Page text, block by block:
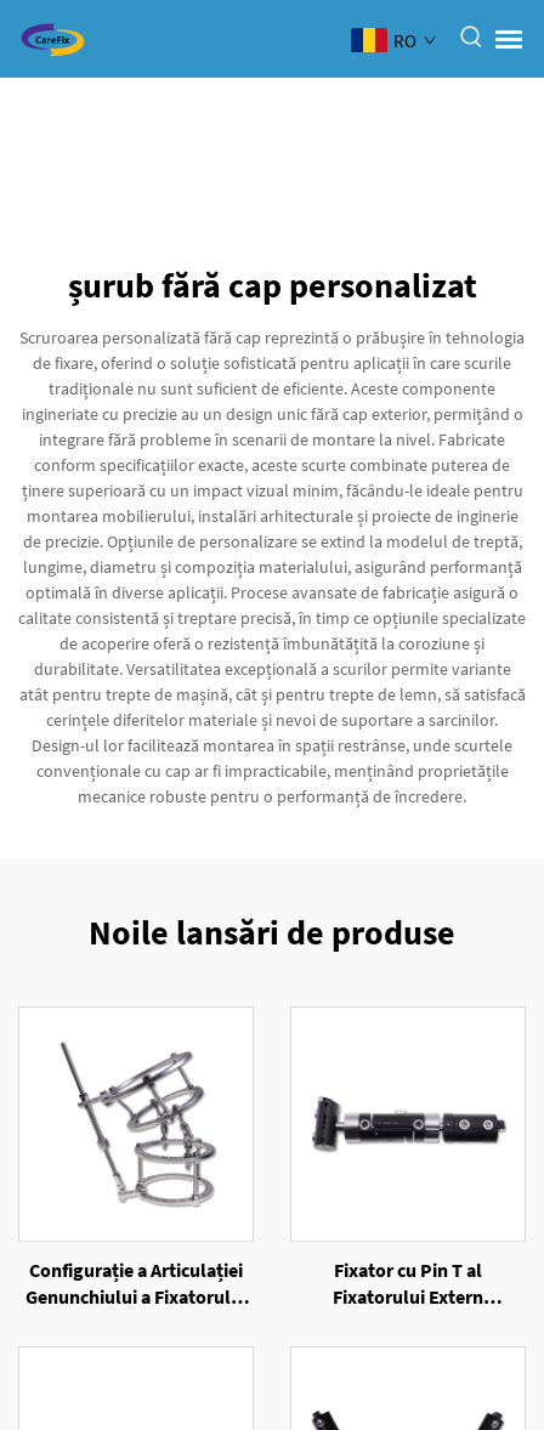
RO
șurub fără cap personalizat
Scruroarea personalizată fără cap reprezintă o prăbușire în tehnologia
de fixare, oferind o soluție sofisticată pentru aplicații în care scurile
tradiționale nu sunt suficient de eficiente. Aceste componente
ingineriate cu precizie au un design unic fără cap exterior, permițând o
integrare fără probleme în scenarii de montare la nivel. Fabricate
conform specificațiilor exacte, aceste scurte combinate puterea de
ținere superioară cu un impact vizual minim, făcându-le ideale pentru
montarea mobilierului, instalări arhitecturale și proiecte de inginerie
de precizie. Opțiunile de personalizare se extind la modelul de treptă,
lungime, diametru și compoziția materialului, asigurând performanță
optimală în diverse aplicații. Procese avansate de fabricație asigură o
calitate consistentă și treptare precisă, în timp ce opțiunile specializate
de acoperire oferă o rezistență îmbunătățită la coroziune și
durabilitate. Versatilitatea excepțională a scurilor permite variante
atât pentru trepte de mașină, cât și pentru trepte de lemn, să satisfacă
cerințele diferitelor materiale și nevoi de suportare a sarcinilor.
Design-ul lor facilitează montarea în spații restrânse, unde scurtele
convenționale cu cap ar fi impracticabile, menținând proprietățile
mecanice robuste pentru o performanță de încredere.
Noile lansări de produse
Configurație a Articulației
Genunchiului a Fixatorului
Fixator cu Pin T al
Fixatorului Extern